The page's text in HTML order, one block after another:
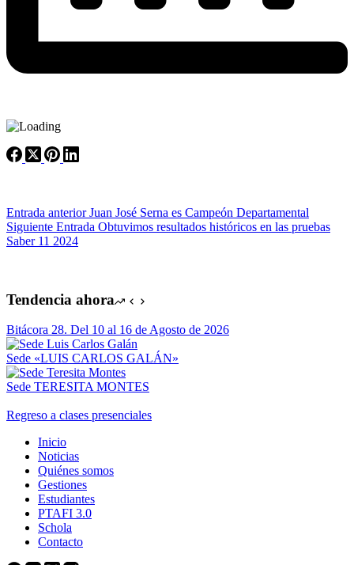
Entrada anteriorJuan José Serna es Campeón Departamental
Siguiente Entrada Obtuvimos resultados históricos en las pruebas
Saber 11 2024
Tendencia ahora
Bitácora 28. Del 10 al 16 de Agosto de 2026
Sede «LUIS CARLOS GALÁN»
Sede TERESITA MONTES
Regreso a clases presenciales
Inicio
Noticias
Quiénes somos
Gestiones
Estudiantes
PTAFI 3.0
Schola
Contacto